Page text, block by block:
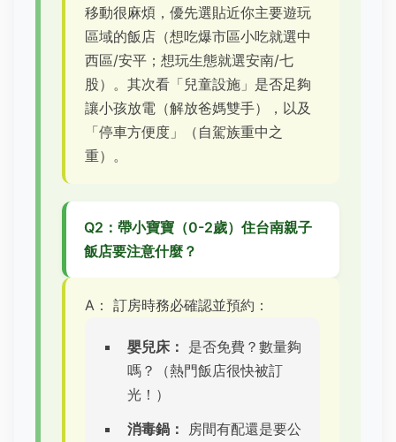
移動很麻煩，優先選貼近你主要遊玩
區域的飯店（想吃爆市區小吃就選中
西區/安平；想玩生態就選安南/七
股）。其次看「兒童設施」是否足夠
讓小孩放電（解放爸媽雙手），以及
「停車方便度」（自駕族重中之
重）。
Q2：帶小寶寶（0-2歲）住台南親子
飯店要注意什麼？
A： 訂房時務必確認並預約：
嬰兒床： 是否免費？數量夠
嗎？（熱門飯店很快被訂
光！）
消毒鍋：
房間有配還是要公